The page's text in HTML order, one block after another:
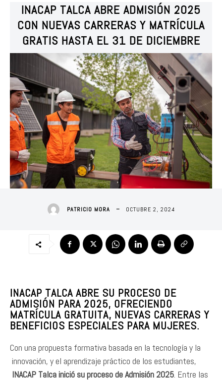
INACAP TALCA ABRE ADMISIÓN 2025
CON NUEVAS CARRERAS Y MATRÍCULA
GRATIS HASTA EL 31 DE DICIEMBRE
PATRICIO MORA OCTUBRE 2, 2024
INACAP TALCA ABRE SU PROCESO DE
ADMISIÓN PARA 2025, OFRECIENDO
MATRÍCULA GRATUITA, NUEVAS CARRERAS Y
BENEFICIOS ESPECIALES PARA MUJERES.
Con una propuesta formativa basada en la tecnología y la
innovación, y el aprendizaje práctico de los estudiantes,
INACAP Talca inició su proceso de Admisión 2025. Entre las